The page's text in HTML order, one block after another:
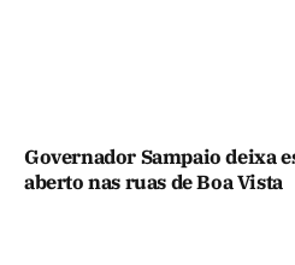
Governador Sampaio deixa
aberto nas ruas de Boa Vista